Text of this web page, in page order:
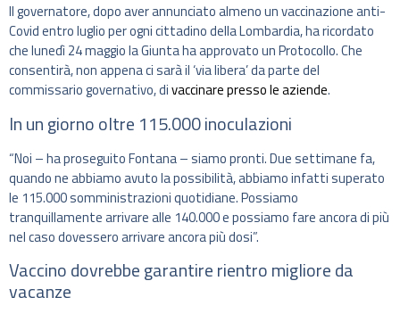
Il governatore, dopo aver annunciato almeno un vaccinazione anti-
Covid entro luglio per ogni cittadino della Lombardia, ha ricordato
che lunedì 24 maggio la Giunta ha approvato un Protocollo. Che
consentirà, non appena ci sarà il ‘via libera’ da parte del
commissario governativo, divaccinare presso le aziende.
In un giorno oltre 115.000 inoculazioni
“Noi – ha proseguito Fontana – siamo pronti. Due settimane fa,
quando ne abbiamo avuto la possibilità, abbiamo infatti superato
le 115.000 somministrazioni quotidiane. Possiamo
tranquillamente arrivare alle 140.000 e possiamo fare ancora di più
nel caso dovessero arrivare ancora più dosi”.
Vaccino dovrebbe garantire rientro migliore da
vacanze